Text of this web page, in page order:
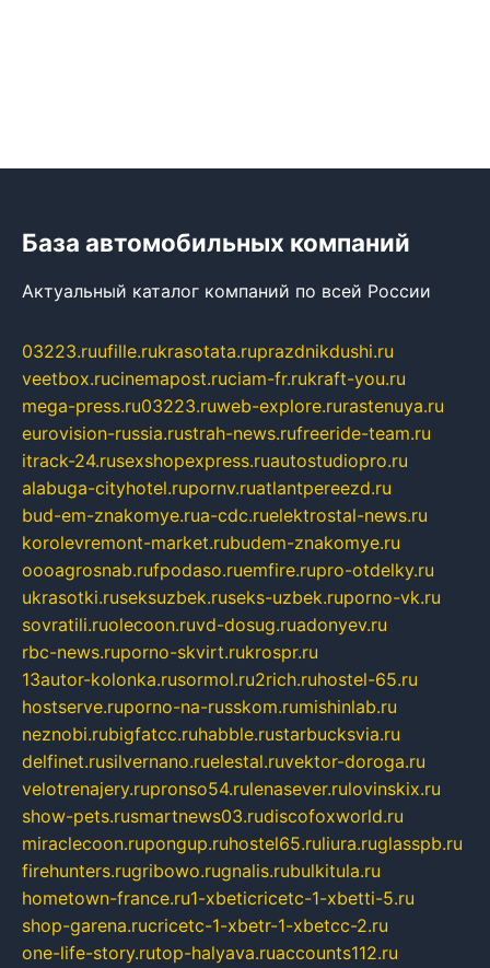
База автомобильных компаний
Актуальный каталог компаний по всей России
03223.ruufille.rukrasotata.ruprazdnikdushi.ru
veetbox.rucinemapost.ruciam-fr.rukraft-you.ru
mega-press.ru03223.ruweb-explore.rurastenuya.ru
eurovision-russia.rustrah-news.rufreeride-team.ru
itrack-24.rusexshopexpress.ruautostudiopro.ru
alabuga-cityhotel.rupornv.ruatlantpereezd.ru
bud-em-znakomye.rua-cdc.ruelektrostal-news.ru
korolevremont-market.rubudem-znakomye.ru
oooagrosnab.rufpodaso.ruemfire.rupro-otdelky.ru
ukrasotki.ruseksuzbek.ruseks-uzbek.ruporno-vk.ru
sovratili.ruolecoon.ruvd-dosug.ruadonyev.ru
rbc-news.ruporno-skvirt.rukrospr.ru
13autor-kolonka.rusormol.ru2rich.ruhostel-65.ru
hostserve.ruporno-na-russkom.rumishinlab.ru
neznobi.rubigfatcc.ruhabble.rustarbucksvia.ru
delfinet.rusilvernano.ruelestal.ruvektor-doroga.ru
velotrenajery.rupronso54.rulenasever.rulovinskix.ru
show-pets.rusmartnews03.rudiscofoxworld.ru
miraclecoon.rupongup.ruhostel65.ruliura.ruglasspb.ru
firehunters.rugribowo.rugnalis.rubulkitula.ru
hometown-france.ru1-xbeticricetc-1-xbetti-5.ru
shop-garena.rucricetc-1-xbetr-1-xbetcc-2.ru
one-life-story.rutop-halyava.ruaccounts112.ru